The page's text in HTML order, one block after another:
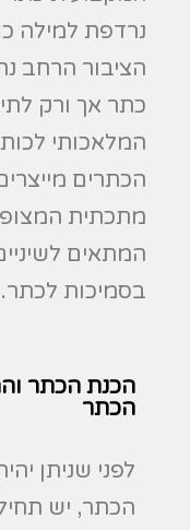
נרדפת למילה
הציבור הרחב
כתר אך ורק
המלאכותי
הכתרים
מתכתית
המתאים
בסמיכות לכתר.
הכנת הכתר
הכתר
לפני שניתן
הכתר, יש